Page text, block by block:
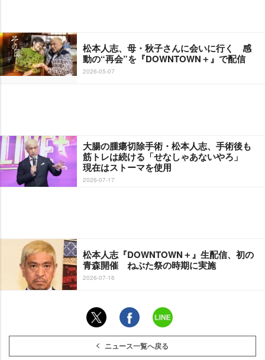
松本人志、母・秋子さんに会いに行く 感
動の“再会”を『DOWNTOWN＋』で配信
2026-05-07
大腸の腫瘍切除手術・松本人志、手術後も
筋トレは続ける「せなしゃあないやろ」
現在はストーマを使用
2026-07-17
松本人志『DOWNTOWN＋』生配信、初の
青森開催 ねぶた祭の時期に実施
2026-07-16
ニュース一覧へ戻る